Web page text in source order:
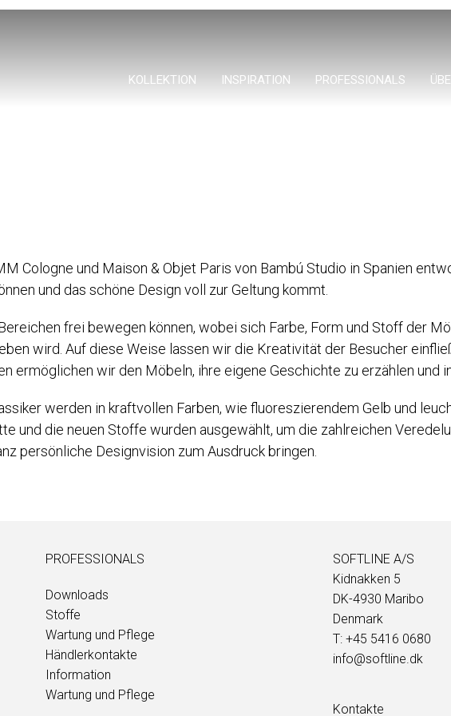
KOLLEKTION INSPIRATION PROFESSIONALS
Cologne und Maison & Objet Paris von Bambú Studio in Spanien
und das schöne Design voll zur Geltung kommt.
frei bewegen können, wobei sich Farbe, Form und Stoff der
wird. Auf diese Weise lassen wir die Kreativität der Besucher
ermöglichen wir den Möbeln, ihre eigene Geschichte zu erzählen und
werden in kraftvollen Farben, wie fluoreszierendem Gelb und
und die neuen Stoffe wurden ausgewählt, um die zahlreichen
persönliche Designvision zum Ausdruck bringen.
PROFESSIONALS
Downloads
Stoffe
Wartung und Pflege
Händlerkontakte
Information
Wartung und Pflege
SOFTLINE A/S
Kidnakken 5
DK-4930 Maribo
Denmark
T: +45 5416 0680
info@softline.dk
Kontakte